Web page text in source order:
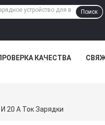
Поиск
КАЧЕСТВА
20 А Ток Зарядки